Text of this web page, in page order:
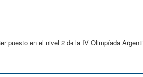
puesto en el nivel 2 de la IV Olimpíada